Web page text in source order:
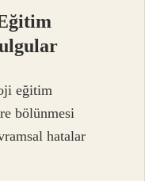
eğitim
bölünmesi
hatalar